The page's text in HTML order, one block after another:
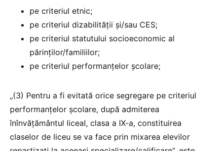
pe criteriul etnic;
pe criteriul dizabilității și/sau CES;
pe criteriul statutului socioeconomic al
părinților/familiilor;
pe criteriul performanțelor școlare;
„(3) Pentru a fi evitată orice segregare pe criteriul
performanțelor școlare, după admiterea
înînvățământul liceal, clasa a IX-a, constituirea
claselor de liceu se va face prin mixarea elevilor